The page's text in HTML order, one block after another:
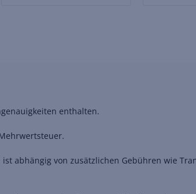
enthalten.
abhängig von zusätzlichen Gebühren wie